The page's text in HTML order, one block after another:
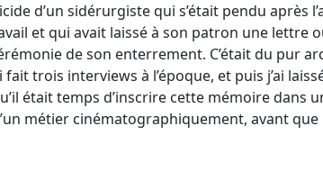
d’un sidérurgiste qui s’était pendu après
et qui avait laissé à son patron une lettre
de son enterrement. C’était du pur
trois interviews à l’époque, et puis j’ai
était temps d’inscrire cette mémoire dans
métier cinématographiquement, avant que